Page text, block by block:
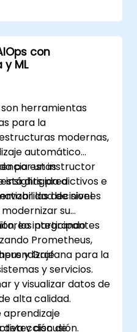
con
ML
herramientas
para la
modernas,
automático
estas
insights predictivos e
las decisiones
por un instructor
dirigida a
de nivel
su
integrando
Prometheus,
los participantes
y Grafana para la
y servicios.
y visualizar datos de
alta calidad.
aprendizaje
detección de
y discusión.